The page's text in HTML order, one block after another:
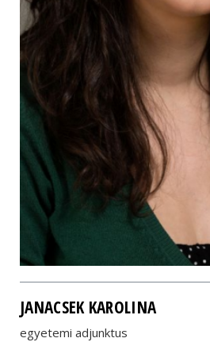
JANACSEK KAROLINA
egyetemi adjunktus